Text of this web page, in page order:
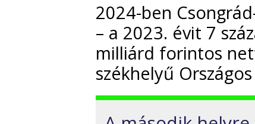
2024-ben
– a 2023. évit 7
milliárd forintos
székhelyű